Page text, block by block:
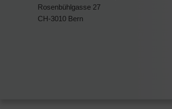
Rosenbühlgasse 27
CH-3010 Bern